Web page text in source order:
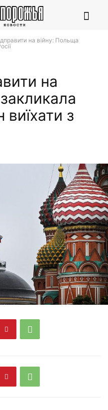
на війну: Польща
на
виїхати з